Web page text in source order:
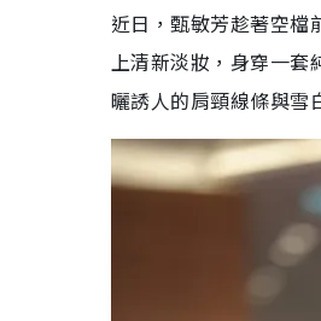
近日，甄敏芳趁著空
上清新淡妝，身穿一套
曬誘人的肩頸線條與雪